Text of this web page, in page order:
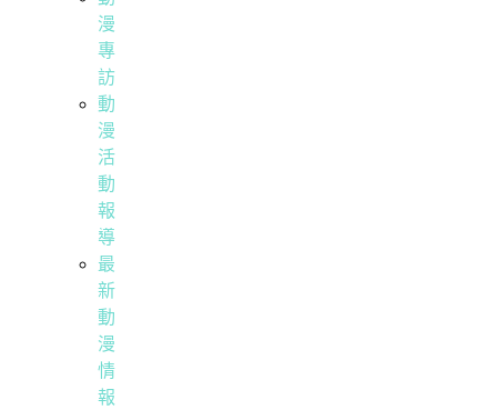
漫
專
訪
動
漫
活
動
報
導
最
新
動
漫
情
報